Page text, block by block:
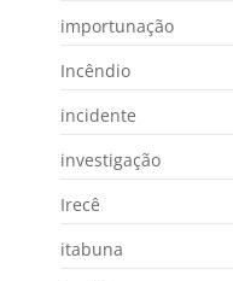
importunação
Incêndio
incidente
investigação
Irecê
itabuna